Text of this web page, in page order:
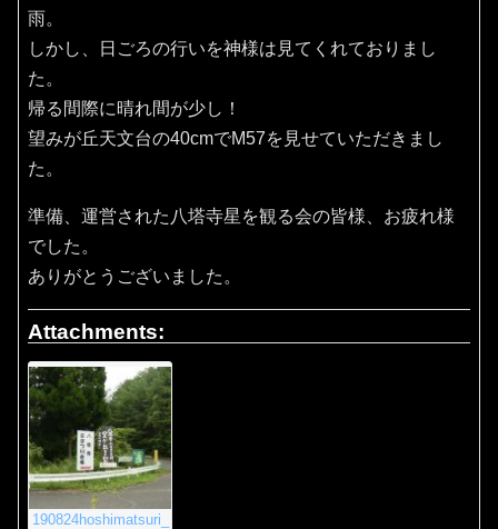
雨。
しかし、日ごろの行いを神様は見てくれておりまし
た。
帰る間際に晴れ間が少し！
望みが丘天文台の40cmでM57を見せていただきまし
た。
準備、運営された八塔寺星を観る会の皆様、お疲れ様
でした。
ありがとうございました。
Attachments:
190824hoshimatsuri_